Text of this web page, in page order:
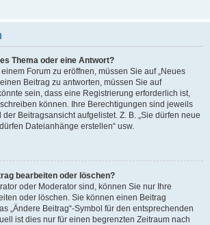
Thema oder eine Antwort?
Forum zu eröffnen, müssen Sie auf „Neues
Beitrag zu antworten, müssen Sie auf
sein, dass eine Registrierung erforderlich ist,
können. Ihre Berechtigungen sind jeweils
Beitragsansicht aufgelistet. Z. B. „Sie dürfen neue
Dateianhänge erstellen“ usw.
bearbeiten oder löschen?
oder Moderator sind, können Sie nur Ihre
oder löschen. Sie können einen Beitrag
„Ändere Beitrag“-Symbol für den entsprechenden
ist dies nur für einen begrenzten Zeitraum nach